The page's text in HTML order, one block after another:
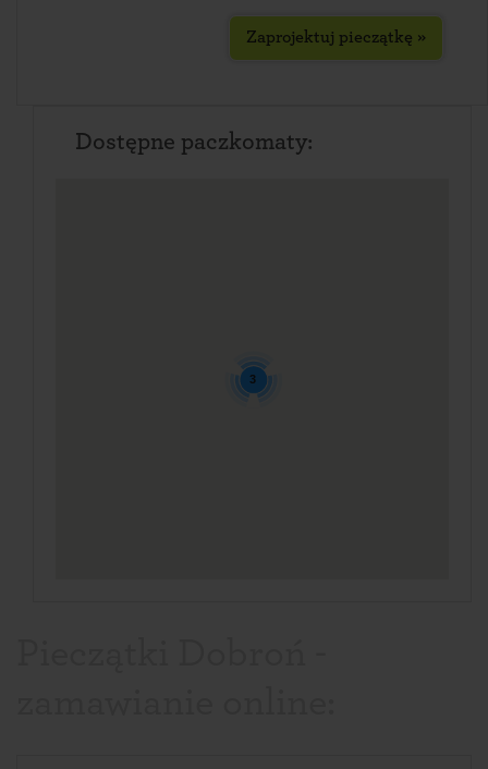
Zaprojektuj pieczątkę »
Dostępne paczkomaty:
3